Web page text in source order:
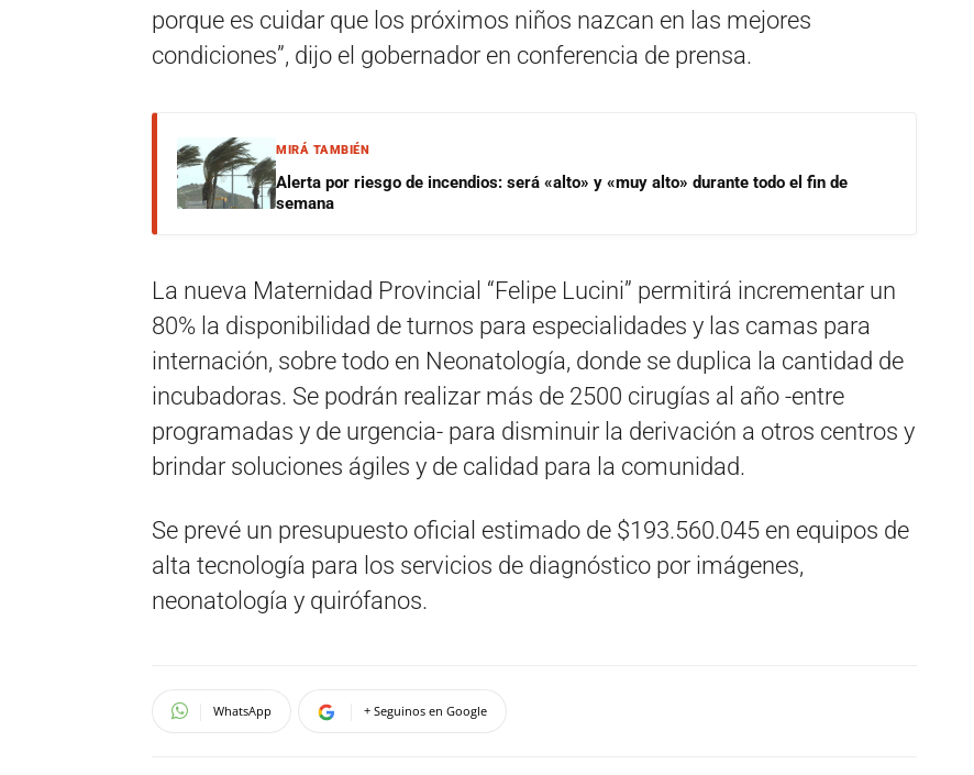
porque es cuidar que los próximos niños nazcan en las mejores
condiciones”, dijo el gobernador en conferencia de prensa.
MIRÁ TAMBIÉN
Alerta por riesgo de incendios: será «alto» y «muy alto» durante todo el fin de
semana
La nueva Maternidad Provincial “Felipe Lucini” permitirá incrementar un
80% la disponibilidad de turnos para especialidades y las camas para
internación, sobre todo en Neonatología, donde se duplica la cantidad de
incubadoras. Se podrán realizar más de 2500 cirugías al año -entre
programadas y de urgencia- para disminuir la derivación a otros centros y
brindar soluciones ágiles y de calidad para la comunidad.
Se prevé un presupuesto oficial estimado de $193.560.045 en equipos de
alta tecnología para los servicios de diagnóstico por imágenes,
neonatología y quirófanos.
WhatsApp + Seguinos en Google